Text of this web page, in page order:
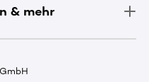
& mehr